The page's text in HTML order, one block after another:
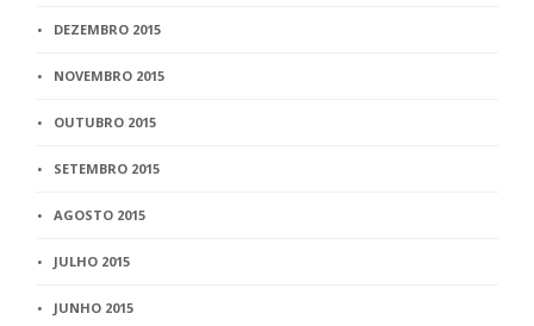
DEZEMBRO 2015
NOVEMBRO 2015
OUTUBRO 2015
SETEMBRO 2015
AGOSTO 2015
JULHO 2015
JUNHO 2015